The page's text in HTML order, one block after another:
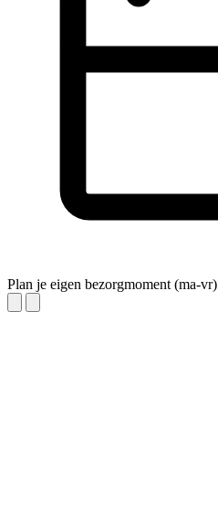
Plan je eigen bezorgmoment (ma-vr)